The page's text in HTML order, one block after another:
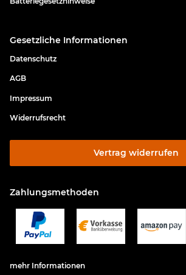
Gesetzliche Informationen
Datenschutz
AGB
Impressum
Widerrufsrecht
Vertrag widerrufen
Zahlungsmethoden
mehr Informationen